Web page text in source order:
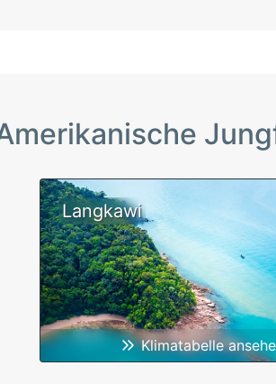
Langkawi
Klimatabelle